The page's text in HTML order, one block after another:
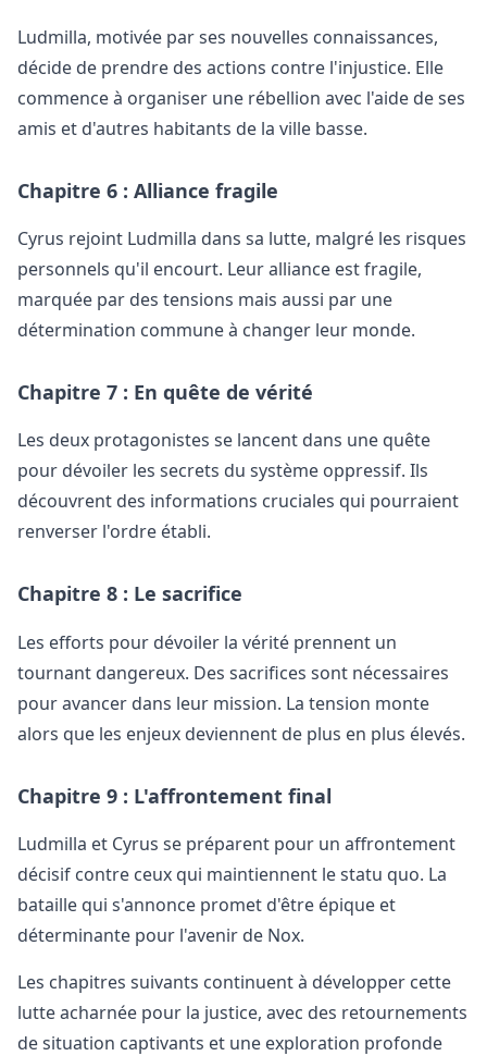
Ludmilla, motivée par ses nouvelles connaissances,
décide de prendre des actions contre l'injustice. Elle
commence à organiser une rébellion avec l'aide de ses
amis et d'autres habitants de la ville basse.
Chapitre 6 : Alliance fragile
Cyrus rejoint Ludmilla dans sa lutte, malgré les risques
personnels qu'il encourt. Leur alliance est fragile,
marquée par des tensions mais aussi par une
détermination commune à changer leur monde.
Chapitre 7 : En quête de vérité
Les deux protagonistes se lancent dans une quête
pour dévoiler les secrets du système oppressif. Ils
découvrent des informations cruciales qui pourraient
renverser l'ordre établi.
Chapitre 8 : Le sacrifice
Les efforts pour dévoiler la vérité prennent un
tournant dangereux. Des sacrifices sont nécessaires
pour avancer dans leur mission. La tension monte
alors que les enjeux deviennent de plus en plus élevés.
Chapitre 9 : L'affrontement final
Ludmilla et Cyrus se préparent pour un affrontement
décisif contre ceux qui maintiennent le statu quo. La
bataille qui s'annonce promet d'être épique et
déterminante pour l'avenir de Nox.
Les chapitres suivants continuent à développer cette
lutte acharnée pour la justice, avec des retournements
de situation captivants et une exploration profonde